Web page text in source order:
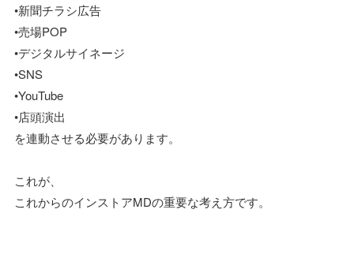
•新聞チラシ広告
•売場POP
•デジタルサイネージ
•SNS
•YouTube
•店頭演出
を連動させる必要があります。
これが、
これからのインストアMDの重要な考え方です。